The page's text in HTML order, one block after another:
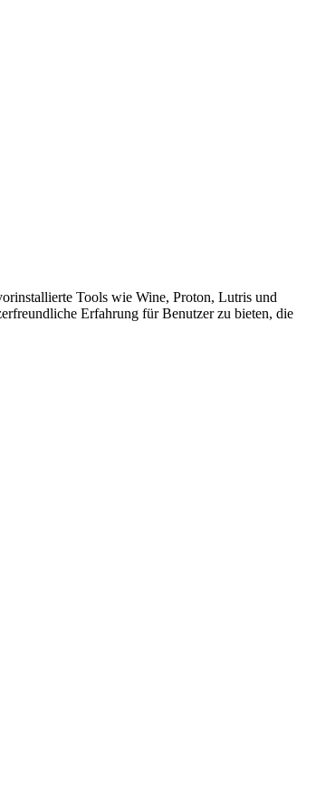
Tools wie Wine, Proton, Lutris und
Erfahrung für Benutzer zu bieten, die